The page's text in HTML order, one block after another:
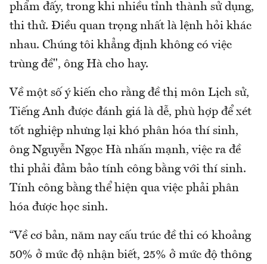
phẩm đấy, trong khi nhiều tỉnh thành sử dụng,
thi thử. Điều quan trọng nhất là lệnh hỏi khác
nhau. Chúng tôi khẳng định không có việc
trùng đề", ông Hà cho hay.
Về một số ý kiến cho rằng đề thị môn Lịch sử,
Tiếng Anh được đánh giá là dễ, phù hợp để xét
tốt nghiệp nhưng lại khó phân hóa thí sinh,
ông Nguyễn Ngọc Hà nhấn mạnh, việc ra đề
thi phải đảm bảo tính công bằng với thí sinh.
Tính công bằng thể hiện qua việc phải phân
hóa được học sinh.
“Về cơ bản, năm nay cấu trúc đề thi có khoảng
50% ở mức độ nhận biết, 25% ở mức độ thông